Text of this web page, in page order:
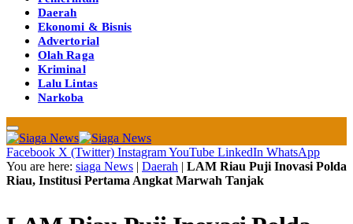
Daerah
Ekonomi & Bisnis
Advertorial
Olah Raga
Kriminal
Lalu Lintas
Narkoba
Facebook X (Twitter) InstagramYouTube LinkedIn WhatsApp
You are here: siaga News | Daerah | LAM Riau Puji Inovasi Polda
Riau, Institusi Pertama Angkat Marwah Tanjak